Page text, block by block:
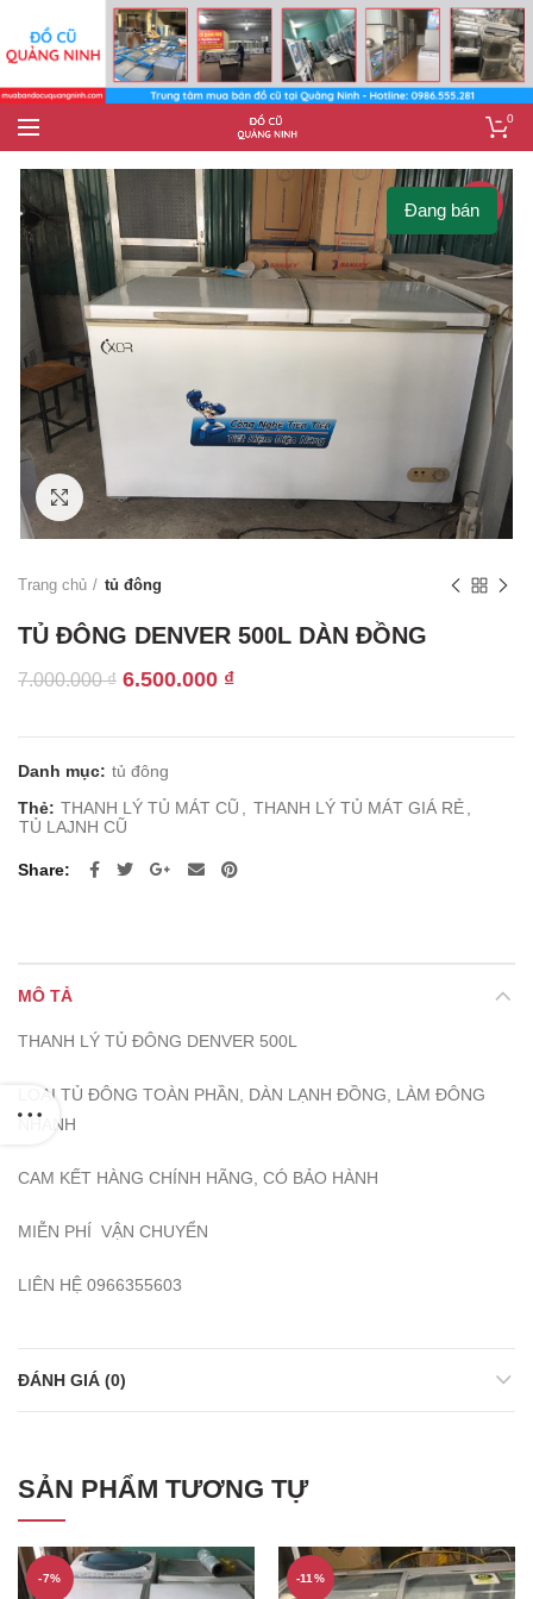
0
-7%
Click to enlarge
Đang bán
Trang chủ tủ đông
TỦ ĐÔNG DENVER 500L DÀN ĐỒNG
7.000.000₫ Giá
6.500.000 ₫Giá
Danh mục: tủ đông
Thẻ: THANH LÝ TỦ MÁT CŨ , THANH LÝ TỦ MÁT GIÁ RẺ,
TỦ LAJNH CŨ
Share
MÔ TẢ
THANH LÝ TỦ ĐÔNG DENVER 500L
LOẠI TỦ ĐÔNG TOÀN PHẦN, DÀN LẠNH ĐỒNG, LÀM ĐÔNG
NHANH
CAM KẾT HÀNG CHÍNH HÃNG, CÓ BẢO HÀNH
MIỄN PHÍ VẬN CHUYỂN
LIÊN HỆ 0966355603
ĐÁNH GIÁ (0)
SẢN PHẨM TƯƠNG TỰ
-7% -11%